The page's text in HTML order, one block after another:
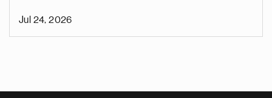
Jul 24, 2026